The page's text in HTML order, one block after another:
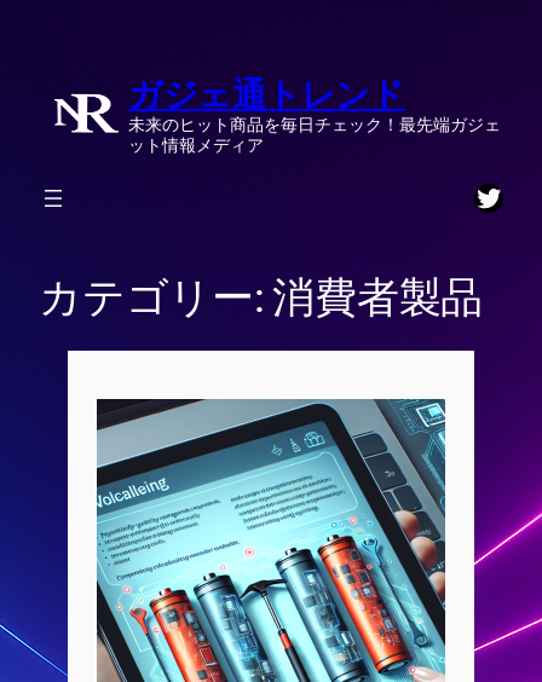
ガジェ通トレンド
未来のヒット商品を毎日チェック！最先端ガジェ
ット情報メディア
カテゴリー:消費者製品